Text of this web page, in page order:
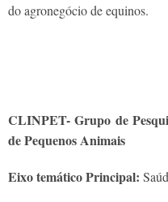
do agronegócio de equinos.
CLINPET- Grupo de
de Pequenos Animais
Eixo temático Principal: